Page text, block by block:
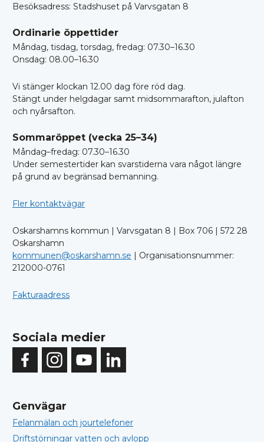
Besöksadress: Stadshuset på Varvsgatan 8
Ordinarie öppettider
Måndag, tisdag, torsdag, fredag: 07.30–16.30
Onsdag: 08.00–16.30
Vi stänger klockan 12.00 dag före röd dag.
Stängt under helgdagar samt midsommarafton, julafton
och nyårsafton.
Sommaröppet (vecka 25–34)
Måndag–fredag: 07.30–16.30
Under semestertider kan svarstiderna vara något längre
på grund av begränsad bemanning.
Fler kontaktvägar
Oskarshamns kommun | Varvsgatan 8 | Box 706 | 572 28
Oskarshamn
kommunen@oskarshamn.se | Organisationsnummer:
212000-0761
Fakturaadress
Sociala medier
Genvägar
Felanmälan och jourtelefoner
Driftstörningar vatten och avlopp